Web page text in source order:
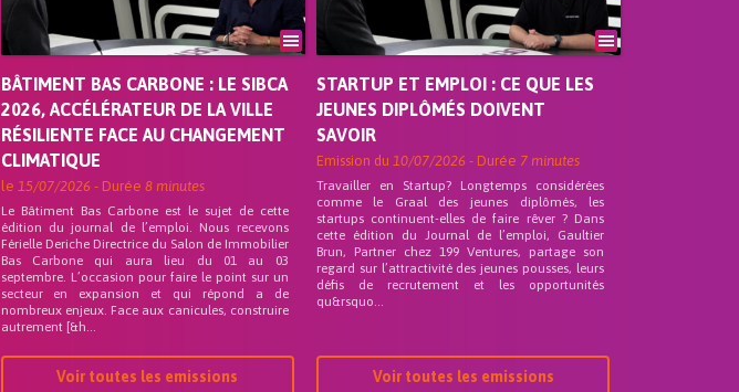
BÂTIMENT BAS CARBONE : LE SIBCA
2026, ACCÉLÉRATEUR DE LA VILLE
RÉSILIENTE FACE AU CHANGEMENT
CLIMATIQUE
le 15/07/2026 - Durée 8 minutes
Le Bâtiment Bas Carbone est le sujet de cette
édition du journal de l’emploi. Nous recevons
Férielle Deriche Directrice du Salon de Immobilier
Bas Carbone qui aura lieu du 01 au 03
septembre. L’occasion pour faire le point sur un
secteur en expansion et qui répond a de
nombreux enjeux. Face aux canicules, construire
autrement [&h...
Voir toutes les emissions
STARTUP ET EMPLOI : CE QUE LES
JEUNES DIPLÔMÉS DOIVENT
SAVOIR
Emission du 10/07/2026 - Durée 7 minutes
Travailler en Startup? Longtemps considérées
comme le Graal des jeunes diplômés, les
startups continuent-elles de faire rêver ? Dans
cette édition du Journal de l’emploi, Gaultier
Brun, Partner chez 199 Ventures, partage son
regard sur l’attractivité des jeunes pousses, leurs
défis de recrutement et les opportunités
qu&rsquo...
Voir toutes les emissions